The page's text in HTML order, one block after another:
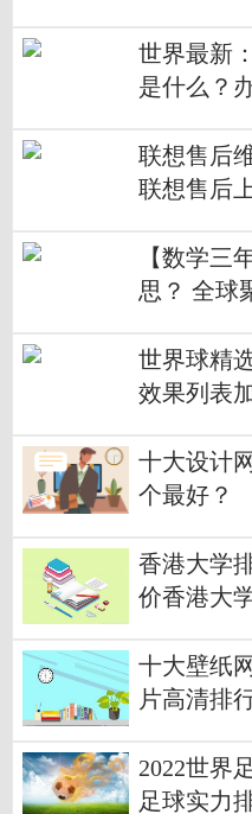
世界最新
是什么？
联想售后
联想售后
【数学三
思？ 全球
世界球精
效果列表
十大设计
个最好？
香港大学
价香港大
十大壁纸
片高清排
2022世界
足球实力